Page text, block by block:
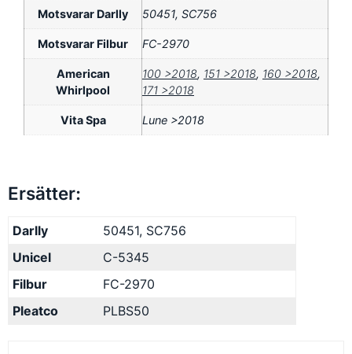
Motsvarar Darlly 50451, SC756
Motsvarar Filbur FC-2970
American
Whirlpool
100 >2018, 151 >2018, 160 >2018,
171 >2018
Vita Spa Lune >2018
Ersätter:
Darlly
50451, SC756
Unicel
C-5345
Filbur
FC-2970
Pleatco
PLBS50